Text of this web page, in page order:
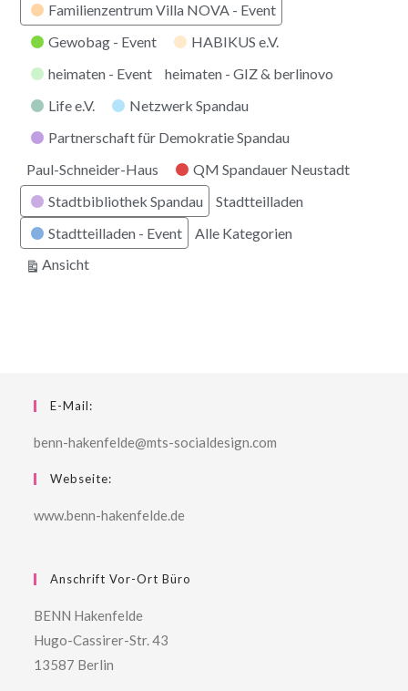
Familienzentrum Villa NOVA - Event
Gewobag - Event
HABIKUS e.V.
heimaten - Event
heimaten - GIZ & berlinovo
Life e.V.
Netzwerk Spandau
Partnerschaft für Demokratie Spandau
Paul-Schneider-Haus
QM Spandauer Neustadt
Stadtbibliothek Spandau
Stadtteilladen
Stadtteilladen - Event
Alle Kategorien
Ansichtausdrucken
E-Mail:
benn-hakenfelde@mts-socialdesign.com
Webseite:
www.benn-hakenfelde.de
Anschrift Vor-Ort Büro
BENN Hakenfelde
Hugo-Cassirer-Str. 43
13587 Berlin